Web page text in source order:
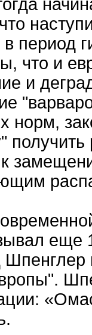
что
период
что и
и
норм,
еще